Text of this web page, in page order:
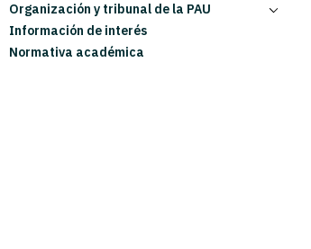
Calificaciones de la PAU
Reclamaciones
Ver exámenes reclamados
Organización y tribunal de la PAU
Comisión organizadora PAU
Coordinadores de materias
Información de interés
Normativa académica